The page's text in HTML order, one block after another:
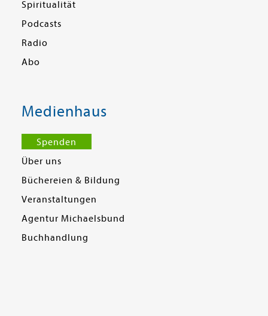
Spiritualität
Podcasts
Radio
Abo
Medienhaus
Spenden
Über uns
Büchereien & Bildung
Veranstaltungen
Agentur Michaelsbund
Buchhandlung